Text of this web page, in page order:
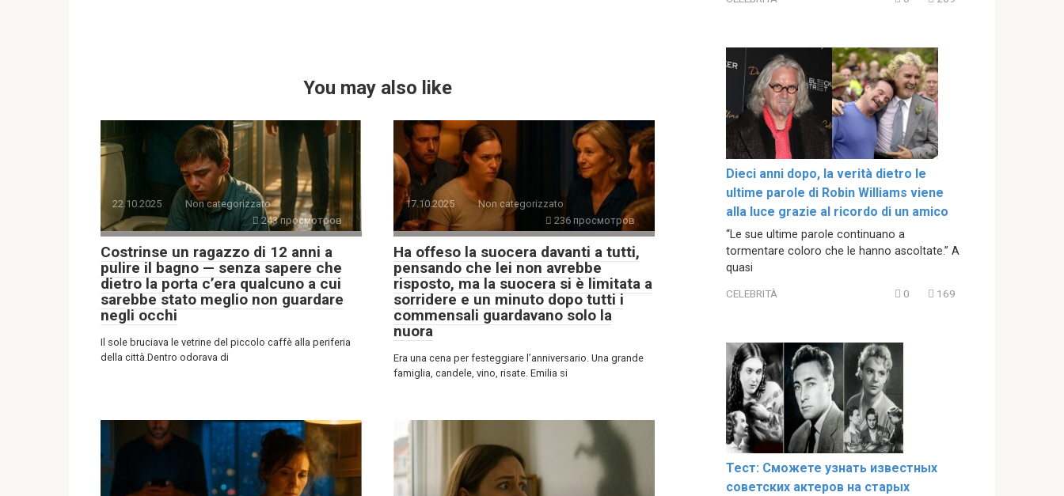
You may also like
22.10.2025
Non categorizzato
243 просмотров
Costrinse un ragazzo di 12 anni a
pulire il bagno — senza sapere che
dietro la porta c’era qualcuno a cui
sarebbe stato meglio non guardare
negli occhi
Il sole bruciava le vetrine del piccolo caffè alla periferia
della città.Dentro odorava di
17.10.2025
Non categorizzato
236 просмотров
Ha offeso la suocera davanti a tutti,
pensando che lei non avrebbe
risposto, ma la suocera si è limitata a
sorridere e un minuto dopo tutti i
commensali guardavano solo la
nuora
Era una cena per festeggiare l’anniversario. Una grande
famiglia, candele, vino, risate. Emilia si
Dieci anni dopo, la verità dietro le
ultime parole di Robin Williams viene
alla luce grazie al ricordo di un amico
“Le sue ultime parole continuano a
tormentare coloro che le hanno ascoltate.” A
quasi
CELEBRITÀ 0 169
Тест: Сможете узнать известных
советских актеров на старых